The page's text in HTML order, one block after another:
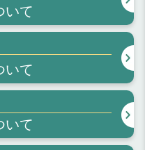
いて
いて
いて